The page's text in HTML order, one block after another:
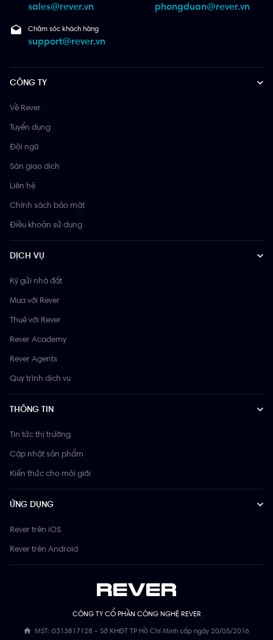
sales@rever.vn phongduan@rever.vn
Chăm sóc khách hàng
support@rever.vn
CÔNG TY CỔ PHẦN CÔNG NGHỆ REVER
MST: 0313817128 - Sở KHĐT TP Hồ Chí Minh cấp ngày 20/05/2016
CÔNG TY
Về Rever
Tuyển dụng
Đội ngũ
Sàn giao dịch
Liên hệ
Chính sách bảo mật
Điều khoản sử dụng
DỊCH VỤ
Ký gửi nhà đất
Mua với Rever
Thuê với Rever
Rever Academy
Rever Agents
Quy trình dịch vụ
THÔNG TIN
Tin tức thị trường
Cập nhật sản phẩm
Kiến thức cho môi giới
ỨNG DỤNG
Rever trên iOS
Rever trên Android